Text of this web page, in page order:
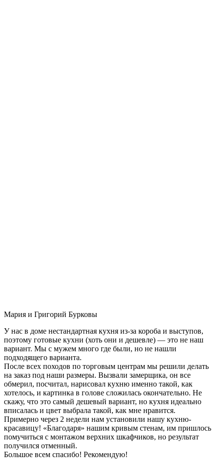
Мария и Григорий Бурковы
У нас в доме нестандартная кухня из-за короба и выступов,
поэтому готовые кухни (хоть они и дешевле) — это не наш
вариант. Мы с мужем много где были, но не нашли
подходящего варианта.
После всех походов по торговым центрам мы решили делать
на заказ под наши размеры. Вызвали замерщика, он все
обмерил, посчитал, нарисовал кухню именно такой, как
хотелось, и картинка в голове сложилась окончательно. Не
скажу, что это самый дешевый вариант, но кухня идеально
вписалась и цвет выбрала такой, как мне нравится.
Примерно через 2 недели нам установили нашу кухню-
красавицу! «Благодаря» нашим кривым стенам, им пришлось
помучиться с монтажом верхних шкафчиков, но результат
получился отменный.
Большое всем спасибо! Рекомендую!